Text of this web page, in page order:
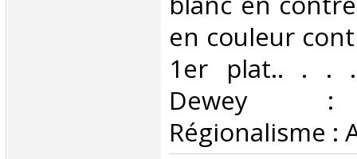
en couleur
1er plat.. . . .
Dewey :
Régionalisme :